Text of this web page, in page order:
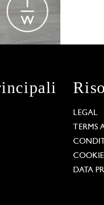
LEGAL
TERMS
DATA